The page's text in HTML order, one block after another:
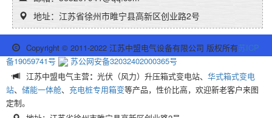
地址：江苏省徐州市睢宁县高新区创业路2号
Copyright © 2011-2022 江苏中盟电气设备有限公司 版权所有苏ICP
备19059741号
苏公网安备32032402000365号
江苏中盟电气主营： 光伏（风力）升压箱式变电站、 华式箱式变电
站、 储能一体舱、 充电桩专用箱变等产品，性价比高，欢迎新老客户来图
定制。